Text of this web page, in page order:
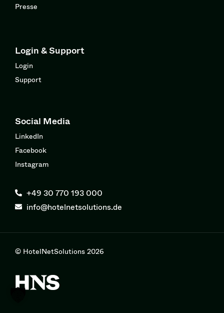
Presse
Login & Support
Login
Support
Social Media
LinkedIn
Facebook
Instagram
+49 30 770 193 000
info@hotelnetsolutions.de
© HotelNetSolutions 2026